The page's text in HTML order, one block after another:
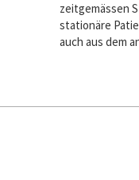
zeitgemässen
stationäre
auch aus dem